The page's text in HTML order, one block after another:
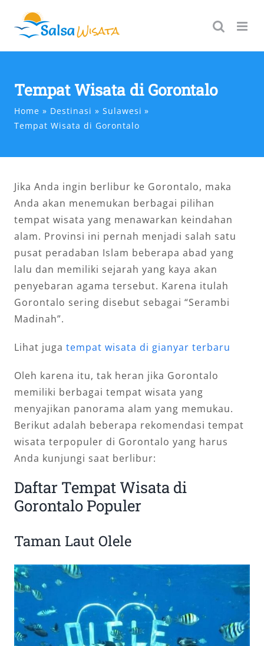
content
Tempat Wisata di Gorontalo
Home Destinasi
Sulawesi
Tempat Wisata di Gorontalo
Jika Anda ingin berlibur ke Gorontalo, maka
Anda akan menemukan berbagai pilihan
tempat wisata yang menawarkan keindahan
alam. Provinsi ini pernah menjadi salah satu
pusat peradaban Islam beberapa abad yang
lalu dan memiliki sejarah yang kaya akan
penyebaran agama tersebut. Karena itulah
Gorontalo sering disebut sebagai “Serambi
Madinah”.
Lihat juga tempat wisata di gianyar terbaru
Oleh karena itu, tak heran jika Gorontalo
memiliki berbagai tempat wisata yang
menyajikan panorama alam yang memukau.
Berikut adalah beberapa rekomendasi tempat
wisata terpopuler di Gorontalo yang harus
Anda kunjungi saat berlibur:
Daftar Tempat Wisata di
Gorontalo Populer
Taman Laut Olele